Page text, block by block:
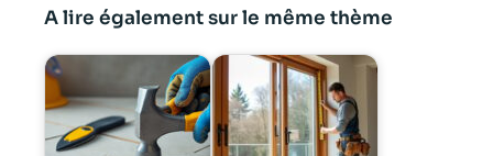
A lire également sur le même thème